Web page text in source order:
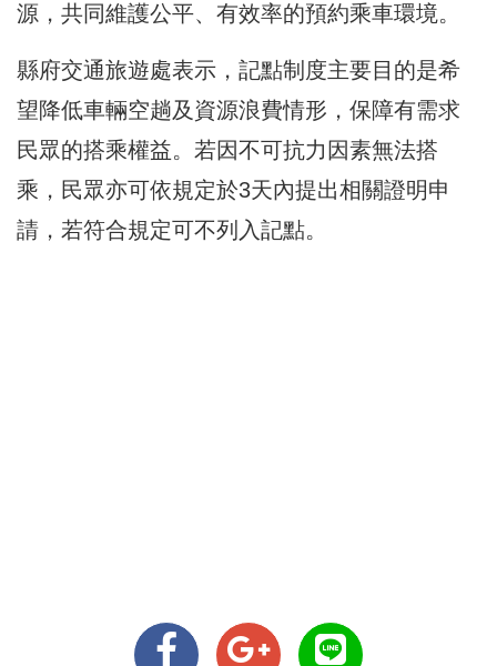
源，共同維護公平、有效率的預約乘車環境。
縣府交通旅遊處表示，記點制度主要目的是希
望降低車輛空趟及資源浪費情形，保障有需求
民眾的搭乘權益。若因不可抗力因素無法搭
乘，民眾亦可依規定於3天內提出相關證明申
請，若符合規定可不列入記點。